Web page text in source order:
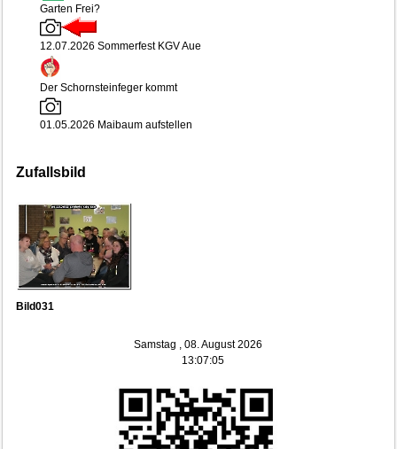
Garten Frei?
12.07.2026 Sommerfest KGV Aue
Der Schornsteinfeger kommt
01.05.2026 Maibaum aufstellen
Zufallsbild
Bild031
Samstag , 08. August 2026
13:07:05